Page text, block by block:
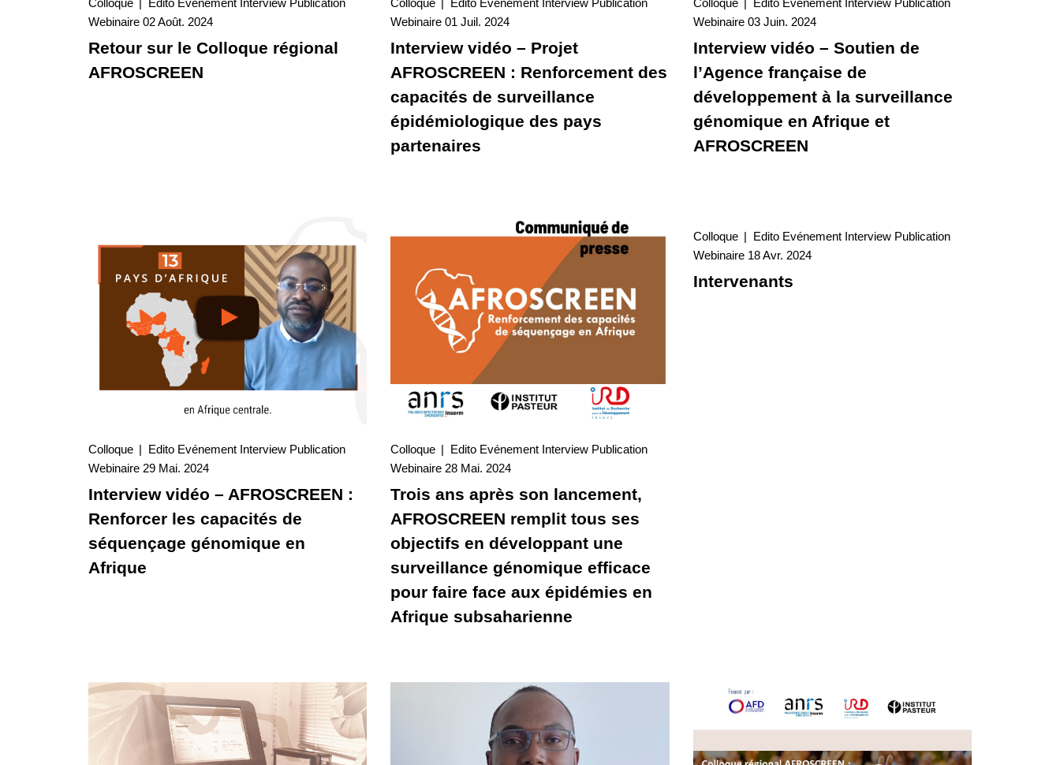
Colloque Edito Evénement Interview Publication
Webinaire 02 Août. 2024
Retour sur le Colloque régional
AFROSCREEN
Colloque Edito Evénement Interview Publication
Webinaire 01 Juil. 2024
Interview vidéo – Projet
AFROSCREEN : Renforcement des
capacités de surveillance
épidémiologique des pays
partenaires
Colloque Edito Evénement Interview Publication
Webinaire 03 Juin. 2024
Interview vidéo – Soutien de
l’Agence française de
développement à la surveillance
génomique en Afrique et
AFROSCREEN
Colloque Edito Evénement Interview Publication
Webinaire 29 Mai. 2024
Interview vidéo – AFROSCREEN :
Renforcer les capacités de
séquençage génomique en
Afrique
Colloque Edito Evénement Interview Publication
Webinaire 28 Mai. 2024
Trois ans après son lancement,
AFROSCREEN remplit tous ses
objectifs en développant une
surveillance génomique efficace
pour faire face aux épidémies en
Afrique subsaharienne
Colloque Edito Evénement Interview Publication
Webinaire 18 Avr. 2024
Intervenants